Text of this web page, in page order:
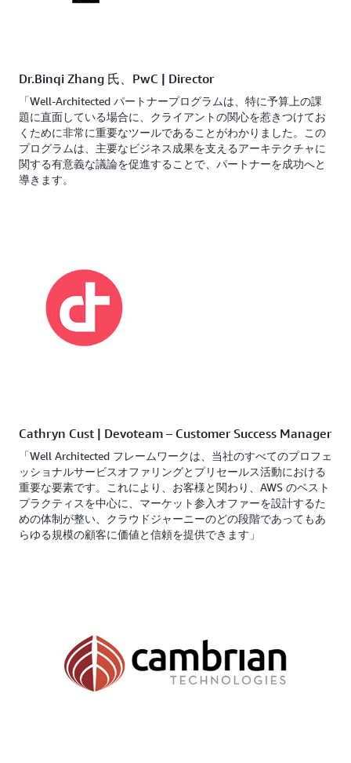
Dr.Binqi Zhang 氏、PwC | Director
「Well-Architected パートナープログラムは、特に予算上の課
題に直面している場合に、クライアントの関心を惹きつけてお
くために非常に重要なツールであることがわかりました。この
プログラムは、主要なビジネス成果を支えるアーキテクチャに
関する有意義な議論を促進することで、パートナーを成功へと
導きます。
Cathryn Cust | Devoteam – Customer Success Manager
「Well Architected フレームワークは、当社のすべてのプロフェ
ッショナルサービスオファリングとプリセールス活動における
重要な要素です。これにより、お客様と関わり、AWS のベスト
プラクティスを中心に、マーケット参入オファーを設計するた
めの体制が整い、クラウドジャーニーのどの段階であってもあ
らゆる規模の顧客に価値と信頼を提供できます」